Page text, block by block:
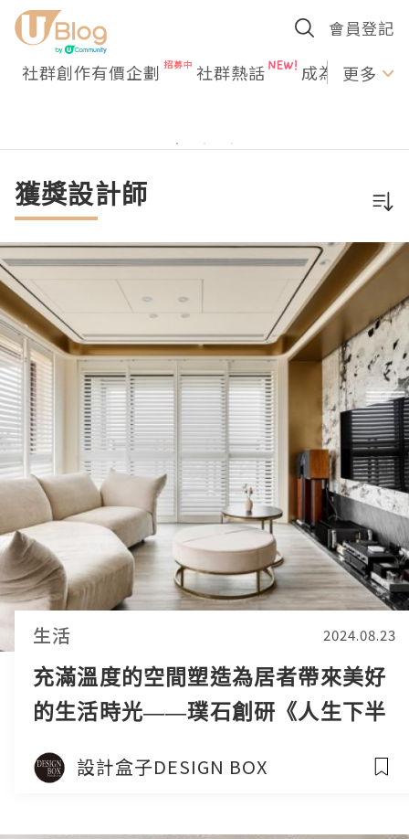
會員登記
社群創作有價企劃 社群熱話 成為U更多
獲獎設計師
生活 2024.08.23
充滿溫度的空間塑造為居者帶來美好
的生活時光——璞石創研《人生下半
場》榮獲倫敦設計大獎 - 優選獎
設計盒子DESIGN BOX